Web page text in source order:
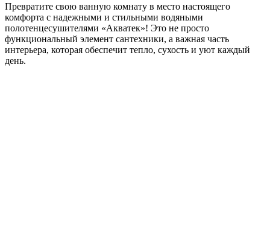
Превратите свою ванную комнату в место настоящего
комфорта с надежными и стильными водяными
полотенцесушителями «Акватек»! Это не просто
функциональный элемент сантехники, а важная часть
интерьера, которая обеспечит тепло, сухость и уют каждый
день.